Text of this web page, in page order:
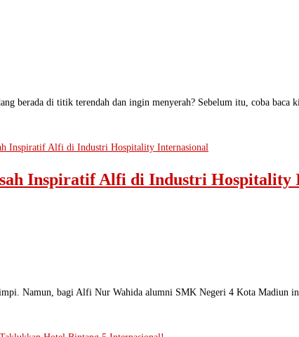
berada di titik terendah dan ingin menyerah? Sebelum itu, coba
Inspiratif Alfi di Industri Hospitality
Namun, bagi Alfi Nur Wahida alumni SMK Negeri 4 Kota Madiun